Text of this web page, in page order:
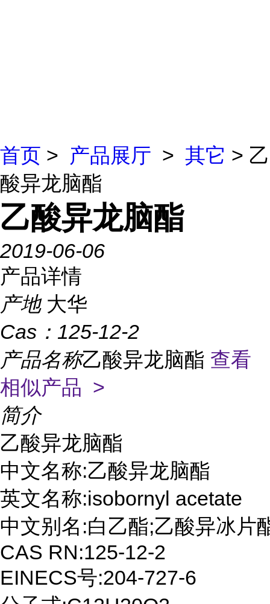
首页 > 产品展厅 > 其它 > 乙
酸异龙脑酯
乙酸异龙脑酯
2019-06-06
产品详情
产地 大华
Cas： 125-12-2
产品名称乙酸异龙脑酯 查看
相似产品 >
简介
乙酸异龙脑酯
中文名称:乙酸异龙脑酯
英文名称:isobornyl acetate
中文别名:白乙酯;乙酸异冰片
CAS RN:125-12-2
EINECS号:204-727-6